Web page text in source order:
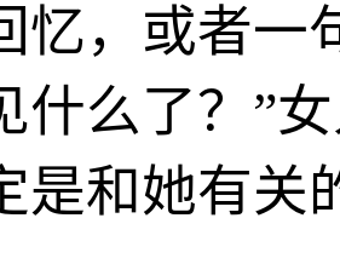
忆，或者一
什么了？”
是和她有关